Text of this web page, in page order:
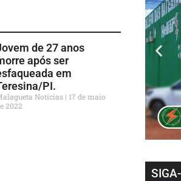
de 27 anos
após ser
em
PI.
Notícias
17 de maio
2022